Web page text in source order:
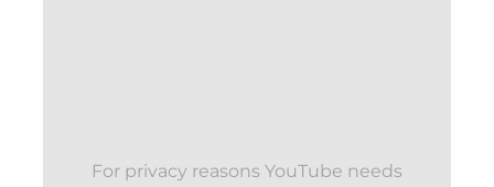
For privacy reasons YouTube needs